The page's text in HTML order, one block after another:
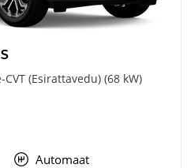
(Esirattavedu) (68 kW)
Automaat